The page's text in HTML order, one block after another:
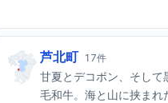
芦北町 17件
甘夏とデコポン、そして
毛和牛。海と山に挟まれ